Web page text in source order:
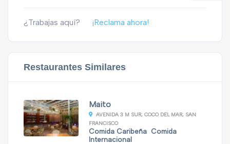
¿Trabajas aquí? ¡Reclama ahora!
Restaurantes Similares
Maito
AVENIDA 3 M SUR, COCO DEL MAR, SAN
FRANCISCO
Comida Caribeña Comida
Internacional